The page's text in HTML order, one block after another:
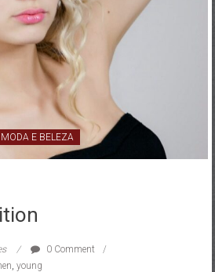
MODA E BELEZA
0 Comment
young